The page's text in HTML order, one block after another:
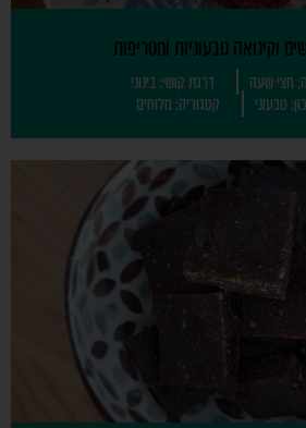
וקינואה טבעוניות ומטריפות
חצי שעה
דרגת קושי: בינוני
טבעוני
קטגוריה: מלוחים